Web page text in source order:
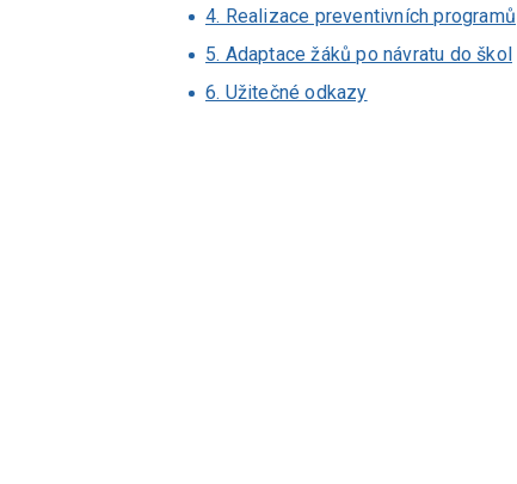
4. Realizace preventivních programů​
5. Adaptace žáků po návratu do škol​
6. Užitečné odkazy​